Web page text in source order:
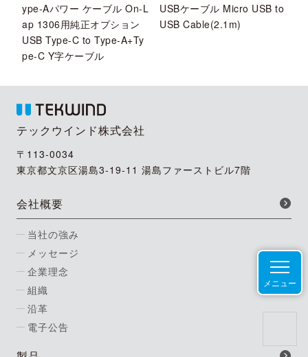
メニュー
ype-Aパワー ケーブル On-L
ap 1306用純正オプション
USB Type-C to Type-A+Ty
pe-C Y字ケーブル
USBケーブル Micro USB to
USB Cable(2.1m)
テックウインド株式会社
〒113-0034
東京都文京区湯島3-19-11 湯島ファーストビル7階
会社概要
当社の強み
メッセージ
企業理念
組織
沿革
電子公告